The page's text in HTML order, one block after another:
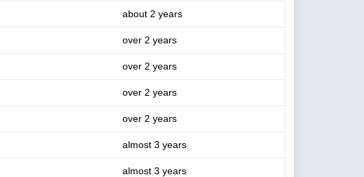
about 2 years
over 2 years
over 2 years
over 2 years
over 2 years
almost 3 years
almost 3 years